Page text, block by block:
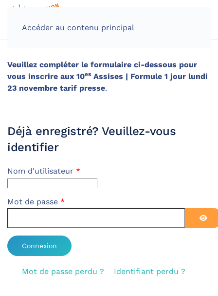
Accéder au contenu principal
Veuillez compléter le formulaire ci-dessous pour
vous inscrire aux 10es Assises | Formule 1 jour lundi
23 novembre tarif presse.
Déjà enregistré? Veuillez-vous
identifier
Nom d'utilisateur *
Mot de passe *
Mot de passe perdu ? Identifiant perdu ?